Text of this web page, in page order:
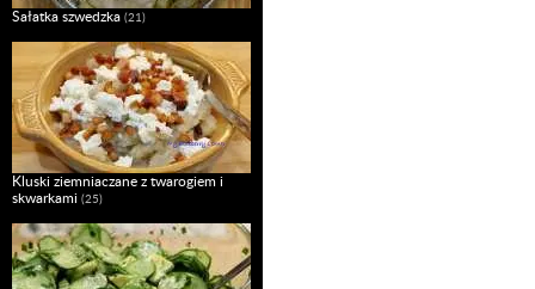
Sałatka szwedzka (21)
Kluski ziemniaczane z twarogiem i
skwarkami (25)